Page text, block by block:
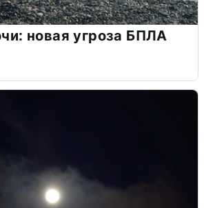
новая угроза БПЛА